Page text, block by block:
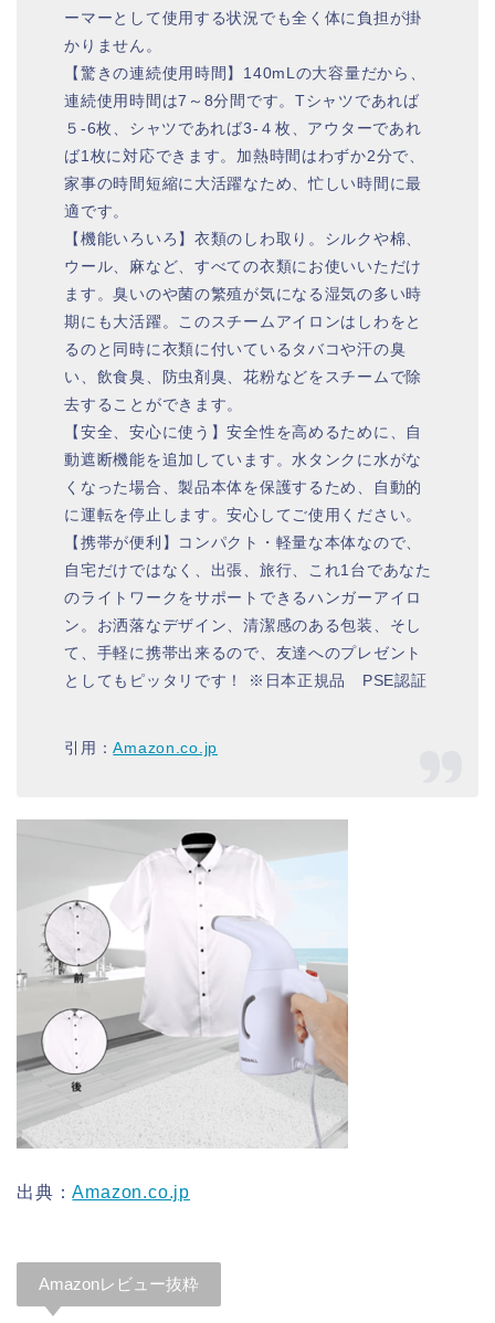
ーマーとして使用する状況でも全く体に負担が掛
かりません。
【驚きの連続使用時間】140mLの大容量だから、
連続使用時間は7～8分間です。Tシャツであれば
５-6枚、シャツであれば3-４枚、アウターであれ
ば1枚に対応できます。加熱時間はわずか2分で、
家事の時間短縮に大活躍なため、忙しい時間に最
適です。
【機能いろいろ】衣類のしわ取り。シルクや棉、
ウール、麻など、すべての衣類にお使いいただけ
ます。臭いのや菌の繁殖が気になる湿気の多い時
期にも大活躍。このスチームアイロンはしわをと
るのと同時に衣類に付いているタバコや汗の臭
い、飲食臭、防虫剤臭、花粉などをスチームで除
去することができます。
【安全、安心に使う】安全性を高めるために、自
動遮断機能を追加しています。水タンクに水がな
くなった場合、製品本体を保護するため、自動的
に運転を停止します。安心してご使用ください。
【携帯が便利】コンパクト・軽量な本体なので、
自宅だけではなく、出張、旅行、これ1台であなた
のライトワークをサポートできるハンガーアイロ
ン。お洒落なデザイン、清潔感のある包装、そし
て、手軽に携帯出来るので、友達へのプレゼント
としてもピッタリです！ ※日本正規品 PSE認証
引用：Amazon.co.jp
出典：Amazon.co.jp
Amazonレビュー抜粋